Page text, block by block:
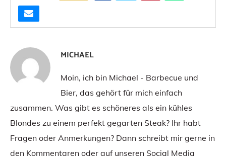
MICHAEL
Moin, ich bin Michael - Barbecue und
Bier, das gehört für mich einfach
zusammen. Was gibt es schöneres als ein kühles
Blondes zu einem perfekt gegarten Steak? Ihr habt
Fragen oder Anmerkungen? Dann schreibt mir gerne in
den Kommentaren oder auf unseren Social Media